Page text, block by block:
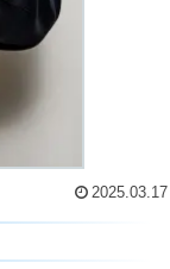
2025.03.17